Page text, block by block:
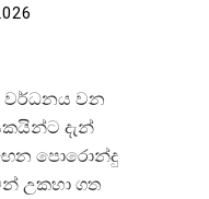
වර්ධනය වන
දැන්
පොරොන්දු
උකහා ගත